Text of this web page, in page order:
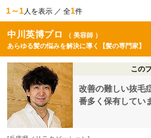
1～1人を表示 ／ 全1件
中川英博プロ
（ 美容師 ）
あらゆる髪の悩みを解決に導く【髪の専門家】
この
改善の難しい抜毛
番多く保有してい